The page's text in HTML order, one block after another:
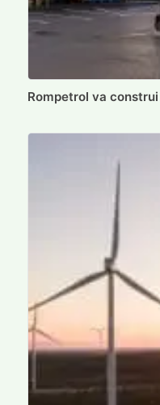
Rompetrol va